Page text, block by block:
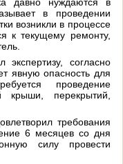
в проведении
возникли в процессе
к текущему ремонту,
согласно
явную опасность для
проведение
крыши, перекрытий,
требования
6 месяцев со дня
силу провести